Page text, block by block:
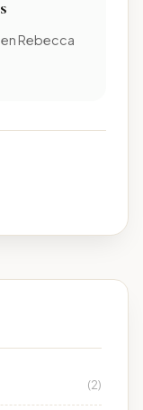
Rebecca
(2)